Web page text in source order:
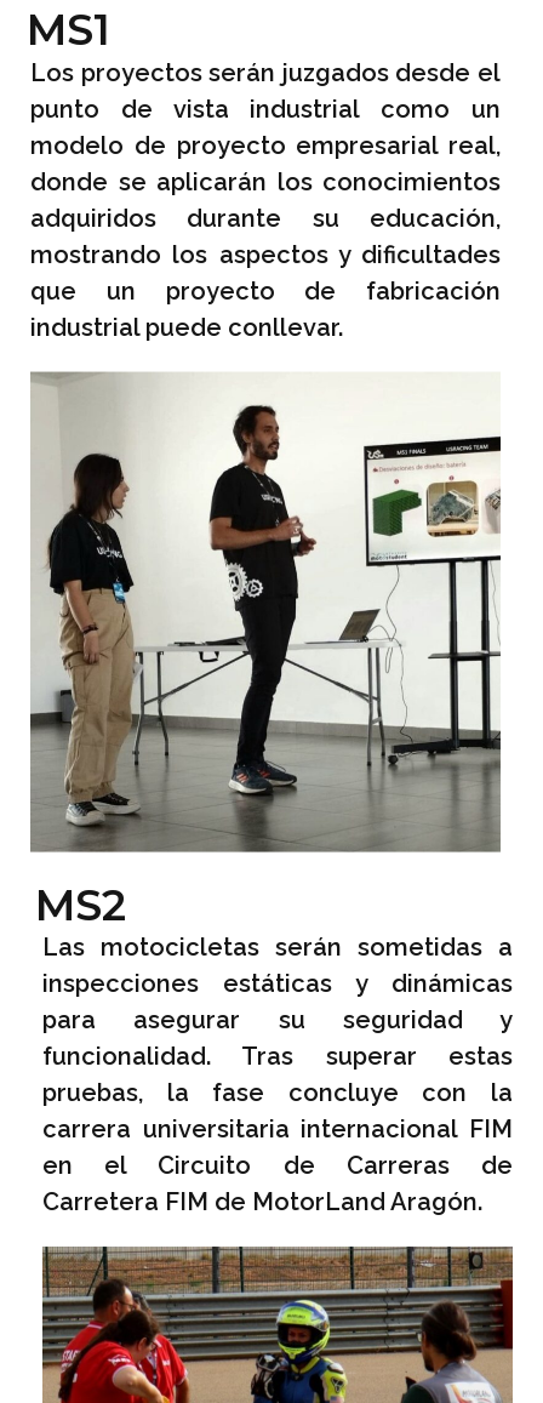
MS1
Los proyectos serán juzgados desde el
punto de vista industrial como un
modelo de proyecto empresarial real,
donde se aplicarán los conocimientos
adquiridos durante su educación,
mostrando los aspectos y dificultades
que un proyecto de fabricación
industrial puede conllevar.
MS2
Las motocicletas serán sometidas a
inspecciones estáticas y dinámicas
para asegurar su seguridad y
funcionalidad. Tras superar estas
pruebas, la fase concluye con la
carrera universitaria internacional FIM
en el Circuito de Carreras de
Carretera FIM de MotorLand Aragón.